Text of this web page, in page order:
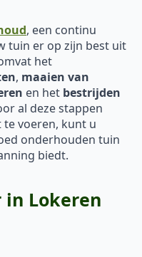
, een continu
tuin er op zijn best uit
het
, maaien van
en het bestrijden
al deze stappen
voeren, kunt u
onderhouden tuin
biedt.
in Lokeren